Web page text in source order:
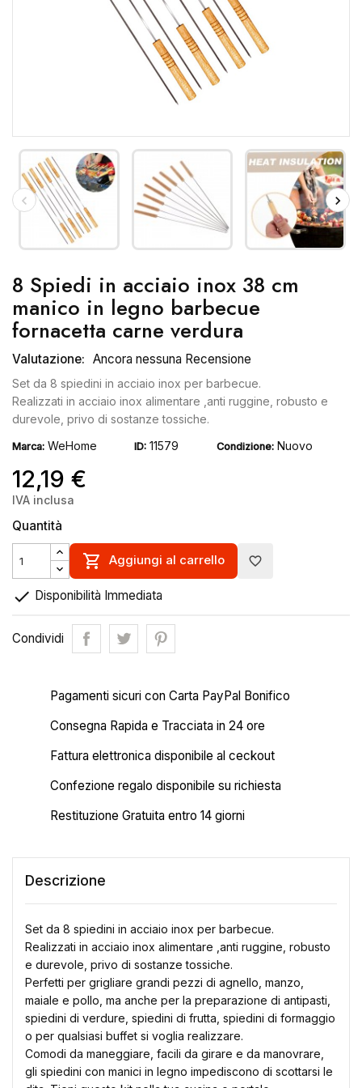
8 Spiedi in acciaio inox 38 cm
manico in legno barbecue
fornacetta carne verdura
Valutazione: Ancora nessuna Recensione
Set da 8 spiedini in acciaio inox per barbecue.
Realizzati in acciaio inox alimentare ,anti ruggine, robusto e
durevole, privo di sostanze tossiche.
Marca: WeHome ID: 11579 Condizione: Nuovo
12,19 €
IVA inclusa
Quantità
 Aggiungi al carrello favorite_border
 Disponibilità Immediata
Condividi
Pagamenti sicuri con Carta PayPal Bonifico
Consegna Rapida e Tracciata in 24 ore
Fattura elettronica disponibile al ceckout
Confezione regalo disponibile su richiesta
Restituzione Gratuita entro 14 giorni
Descrizione
Set da 8 spiedini in acciaio inox per barbecue.
Realizzati in acciaio inox alimentare ,anti ruggine, robusto
e durevole, privo di sostanze tossiche.
Perfetti per grigliare grandi pezzi di agnello, manzo,
maiale e pollo, ma anche per la preparazione di antipasti,
spiedini di verdure, spiedini di frutta, spiedini di formaggio
o per qualsiasi buffet si voglia realizzare.
Comodi da maneggiare, facili da girare e da manovrare,
gli spiedini con manici in legno impediscono di scottarsi le